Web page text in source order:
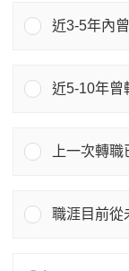
近3-5年內
近5-10年曾
上一次轉
職涯目前從